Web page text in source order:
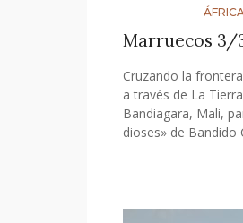
Marruecos 3/
Cruzando la
a través de La
Bandiagara, Mali,
dioses» de Bandido